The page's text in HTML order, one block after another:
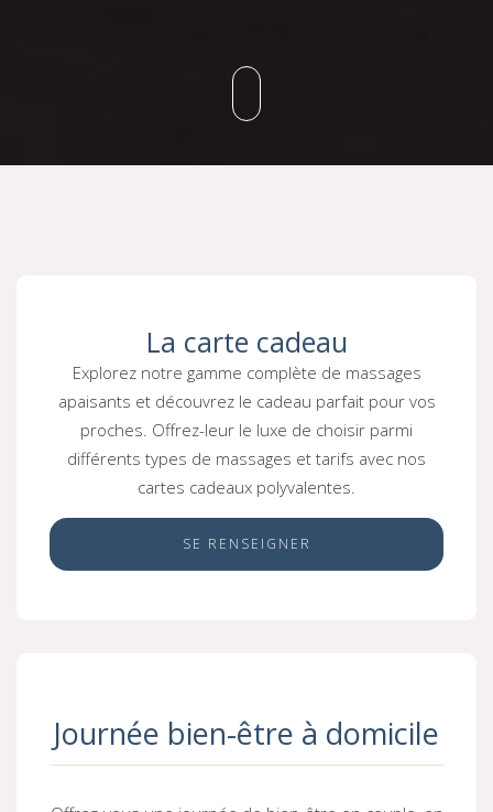
La carte cadeau
Explorez notre gamme complète de massages
apaisants et découvrez le cadeau parfait pour vos
proches. Offrez-leur le luxe de choisir parmi
différents types de massages et tarifs avec nos
cartes cadeaux polyvalentes.
SE RENSEIGNER
Journée bien-être à domicile